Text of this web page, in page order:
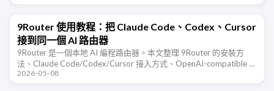
9Router 使用教程：把 Claude Code、Codex、Cursor
接到同一個 AI 路由器
9Router 是一個本地 AI 編程路由器。本文整理 9Router 的安裝方
法、Claude Code/Codex/Cursor 接入方式、OpenAI-compatible …
2026-05-08